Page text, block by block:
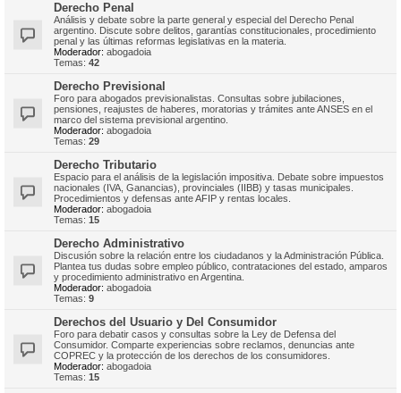
Derecho Penal
Análisis y debate sobre la parte general y especial del Derecho Penal
argentino. Discute sobre delitos, garantías constitucionales, procedimiento
penal y las últimas reformas legislativas en la materia.
Moderador: abogadoia
Temas: 42
Derecho Previsional
Foro para abogados previsionalistas. Consultas sobre jubilaciones,
pensiones, reajustes de haberes, moratorias y trámites ante ANSES en el
marco del sistema previsional argentino.
Moderador: abogadoia
Temas: 29
Derecho Tributario
Espacio para el análisis de la legislación impositiva. Debate sobre impuestos
nacionales (IVA, Ganancias), provinciales (IIBB) y tasas municipales.
Procedimientos y defensas ante AFIP y rentas locales.
Moderador: abogadoia
Temas: 15
Derecho Administrativo
Discusión sobre la relación entre los ciudadanos y la Administración Pública.
Plantea tus dudas sobre empleo público, contrataciones del estado, amparos
y procedimiento administrativo en Argentina.
Moderador: abogadoia
Temas: 9
Derechos del Usuario y Del Consumidor
Foro para debatir casos y consultas sobre la Ley de Defensa del
Consumidor. Comparte experiencias sobre reclamos, denuncias ante
COPREC y la protección de los derechos de los consumidores.
Moderador: abogadoia
Temas: 15